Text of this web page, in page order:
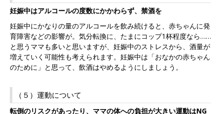
妊娠中はアルコールの度数にかかわらず、禁酒を
妊娠中にかなりの量のアルコールを飲み続けると、赤ちゃんに発
育障害などの影響が。気分転換に、たまにコップ1杯程度なら……
と思うママも多いと思いますが、妊娠中のストレスから、酒量が
増えていく可能性も考えられます。妊娠中は「おなかの赤ちゃん
のために」と思って、飲酒はやめるようにしましょう。
（５）運動について
転倒のリスクがあったり、ママの体への負担が大きい運動はNG